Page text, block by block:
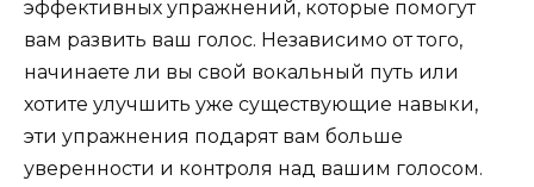
эффективных упражнений, которые помогут
вам развить ваш голос. Независимо от того,
начинаете ли вы свой вокальный путь или
хотите улучшить уже существующие навыки,
эти упражнения подарят вам больше
уверенности и контроля над вашим голосом.